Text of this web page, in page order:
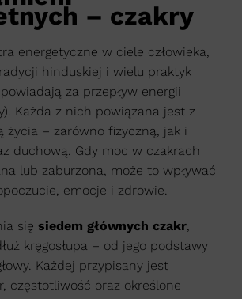
– czakry
energetyczne w ciele człowieka,
hinduskiej i wielu praktyk
za przepływ energii
Każda z nich powiązana jest z
życia – zarówno fizyczną, jak i
duchową. Gdy moc w czakrach
lub zaburzona, może to wpływać
emocje i zdrowie.
się siedem głównych czakr,
kręgosłupa – od jego podstawy
Każdej przypisany jest
częstotliwość oraz określone